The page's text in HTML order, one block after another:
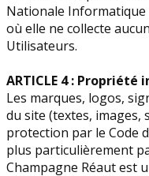
Nationale Informatique
où elle ne collecte
Utilisateurs.
ARTICLE 4 :
Les marques, logos,
du site (textes, images,
protection par le Code
plus particulièrement
Champagne Réaut est